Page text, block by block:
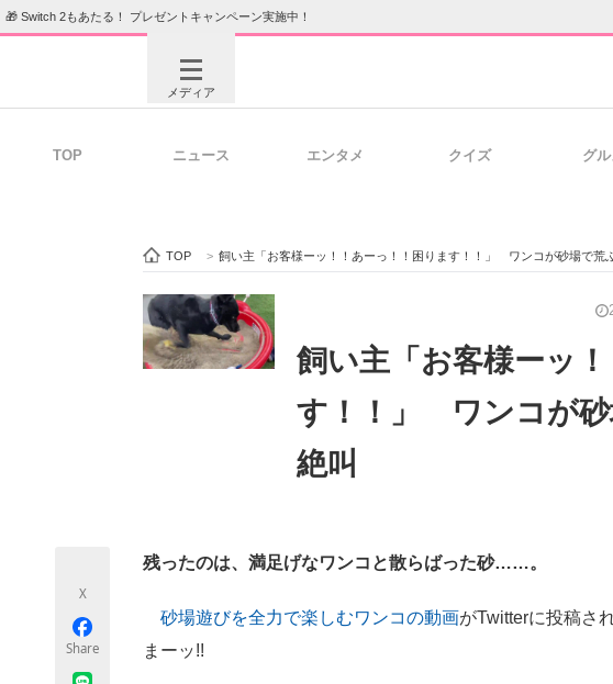
🎁 Switch 2もあたる！ プレゼントキャンペーン実施中！
メディア
ビジネスと働き方のヒント
ITエンジニア向け専門サイト 企業向けIT製品の総合サイト
ちょっと気になるネットの話題
TOP ニュース エンタメ クイズ グル
TOP > 飼い主「お客様ーッ！！あーっ！！困ります！！」 ワンコが砂場で荒
飼い主「お客様ーッ
す！！」 ワンコが砂
絶叫
X
Share
残ったのは、満足げなワンコと散らばった砂……。
砂場遊びを全力で楽しむワンコの動画がTwitterに投稿さ
まーッ!!